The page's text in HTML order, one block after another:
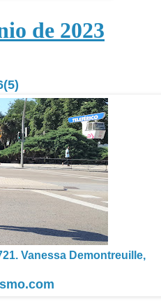
de 2023
Vanessa Demontreuille,